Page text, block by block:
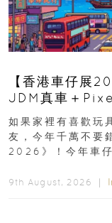
【香港車仔展
JDM真車＋
8月灣仔登場
如果家裡有喜歡玩
友，今年千萬不要
2026》！今年車
9th August, 2026 ｜